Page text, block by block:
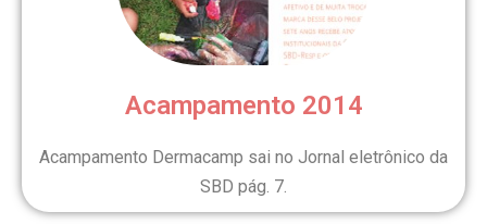
Acampamento 2014
Acampamento Dermacamp sai no Jornal eletrônico da
SBD pág. 7.